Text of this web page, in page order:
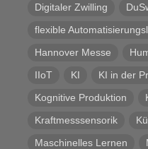
Digitaler Zwilling
flexible
Hannover Messe
IIoT
KI
KI in der
Kognitive Produktion
Kraftmesssensorik
Maschinelles Lernen